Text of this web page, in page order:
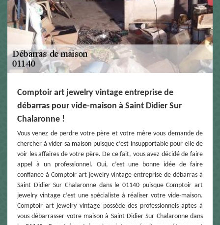
Comptoir art jewelry vintage entreprise de
débarras pour vide-maison à Saint Didier Sur
Chalaronne !
Vous venez de perdre votre père et votre mère vous demande de
chercher à vider sa maison puisque c’est insupportable pour elle de
voir les affaires de votre père. De ce fait, vous avez décidé de faire
appel à un professionnel. Oui, c’est une bonne idée de faire
confiance à Comptoir art jewelry vintage entreprise de débarras à
Saint Didier Sur Chalaronne dans le 01140 puisque Comptoir art
jewelry vintage c’est une spécialiste à réaliser votre vide-maison.
Comptoir art jewelry vintage possède des professionnels aptes à
vous débarrasser votre maison à Saint Didier Sur Chalaronne dans